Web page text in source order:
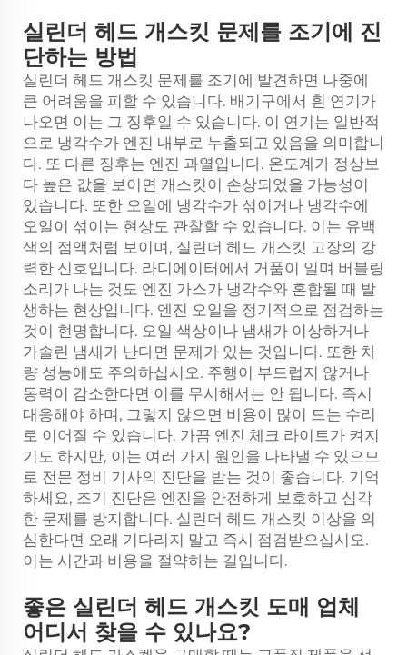
실린더 헤드 개스킷 문제를 조기에 진
단하는 방법
실린더 헤드 개스킷 문제를 조기에 발견하면 나중에
큰 어려움을 피할 수 있습니다. 배기구에서 흰 연기가
나오면 이는 그 징후일 수 있습니다. 이 연기는 일반적
으로 냉각수가 엔진 내부로 누출되고 있음을 의미합니
다. 또 다른 징후는 엔진 과열입니다. 온도계가 정상보
다 높은 값을 보이면 개스킷이 손상되었을 가능성이
있습니다. 또한 오일에 냉각수가 섞이거나 냉각수에
오일이 섞이는 현상도 관찰할 수 있습니다. 이는 유백
색의 점액처럼 보이며, 실린더 헤드 개스킷 고장의 강
력한 신호입니다. 라디에이터에서 거품이 일며 버블링
소리가 나는 것도 엔진 가스가 냉각수와 혼합될 때 발
생하는 현상입니다. 엔진 오일을 정기적으로 점검하는
것이 현명합니다. 오일 색상이나 냄새가 이상하거나
가솔린 냄새가 난다면 문제가 있는 것입니다. 또한 차
량 성능에도 주의하십시오. 주행이 부드럽지 않거나
동력이 감소한다면 이를 무시해서는 안 됩니다. 즉시
대응해야 하며, 그렇지 않으면 비용이 많이 드는 수리
로 이어질 수 있습니다. 가끔 엔진 체크 라이트가 켜지
기도 하지만, 이는 여러 가지 원인을 나타낼 수 있으므
로 전문 정비 기사의 진단을 받는 것이 좋습니다. 기억
하세요, 조기 진단은 엔진을 안전하게 보호하고 심각
한 문제를 방지합니다. 실린더 헤드 개스킷 이상을 의
심한다면 오래 기다리지 말고 즉시 점검받으십시오.
이는 시간과 비용을 절약하는 길입니다.
좋은 실린더 헤드 개스킷 도매 업체
어디서 찾을 수 있나요?